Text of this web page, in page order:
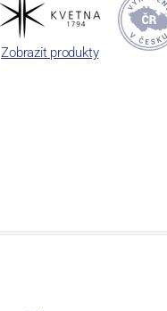
Zobrazit produkty